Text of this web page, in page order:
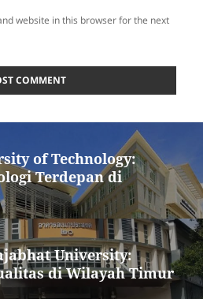
website in this browser for the next
of Technology:
Terdepan di
University:
di Wilayah Timur